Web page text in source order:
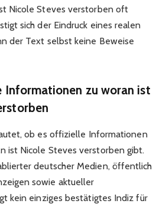
Nicole Steves verstorben oft
sich der Eindruck eines realen
der Text selbst keine Beweise
Informationen zu woran ist
ob es offizielle Informationen
ist Nicole Steves verstorben gibt.
deutscher Medien, öffentlich
sowie aktueller
kein einziges bestätigtes Indiz für